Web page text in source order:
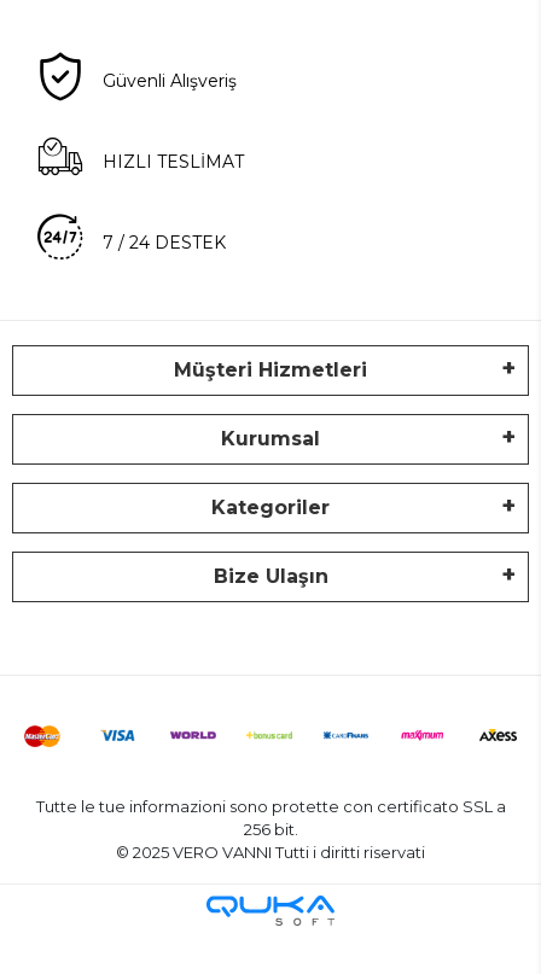
Güvenli Alışveriş
HIZLI TESLİMAT
7 / 24 DESTEK
Müşteri Hizmetleri
Kurumsal
Kategoriler
Bize Ulaşın
Tutte le tue informazioni sono protette con certificato SSL a
256 bit.
© 2025 VERO VANNI Tutti i diritti riservati